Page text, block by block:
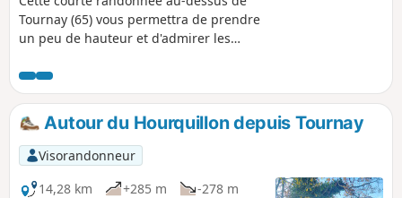
Tournay (65) vous permettra de prendre
un peu de hauteur et d'admirer les
Autour du Hourquillon depuis Tournay
Visorandonneur
14,28 km
+285 m
-278 m